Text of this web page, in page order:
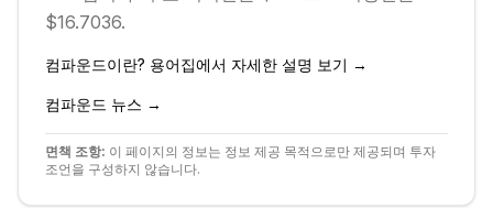
$16.7036.
컴파운드이란? 용어집에서 자세한 설명 보기 →
컴파운드 뉴스 →
면책 조항: 이 페이지의 정보는 정보 제공 목적으로만 제공되며 투자
조언을 구성하지 않습니다.